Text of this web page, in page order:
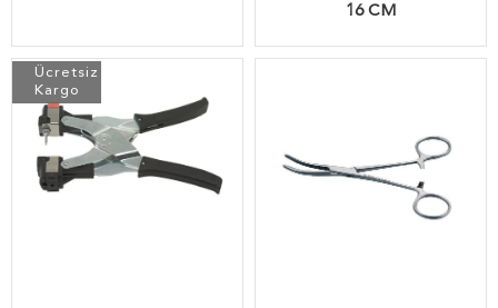
16 CM
Ücretsiz
Kargo